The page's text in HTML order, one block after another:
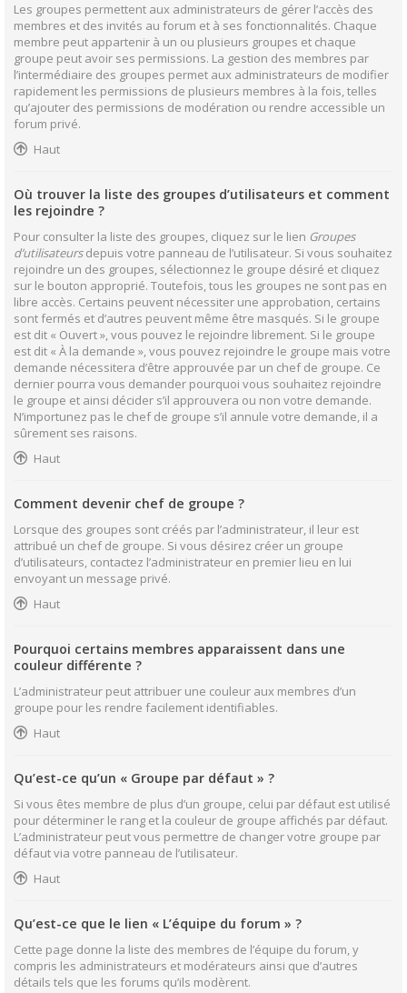
Les groupes permettent aux administrateurs de gérer l’accès des
membres et des invités au forum et à ses fonctionnalités. Chaque
membre peut appartenir à un ou plusieurs groupes et chaque
groupe peut avoir ses permissions. La gestion des membres par
l’intermédiaire des groupes permet aux administrateurs de modifier
rapidement les permissions de plusieurs membres à la fois, telles
qu’ajouter des permissions de modération ou rendre accessible un
forum privé.
Haut
Où trouver la liste des groupes d’utilisateurs et comment
les rejoindre ?
Pour consulter la liste des groupes, cliquez sur le lien Groupes
d’utilisateursdepuis votre panneau de l’utilisateur. Si vous souhaitez
rejoindre un des groupes, sélectionnez le groupe désiré et cliquez
sur le bouton approprié. Toutefois, tous les groupes ne sont pas en
libre accès. Certains peuvent nécessiter une approbation, certains
sont fermés et d’autres peuvent même être masqués. Si le groupe
est dit « Ouvert », vous pouvez le rejoindre librement. Si le groupe
est dit « À la demande », vous pouvez rejoindre le groupe mais votre
demande nécessitera d’être approuvée par un chef de groupe. Ce
dernier pourra vous demander pourquoi vous souhaitez rejoindre
le groupe et ainsi décider s’il approuvera ou non votre demande.
N’importunez pas le chef de groupe s’il annule votre demande, il a
sûrement ses raisons.
Haut
Comment devenir chef de groupe ?
Lorsque des groupes sont créés par l’administrateur, il leur est
attribué un chef de groupe. Si vous désirez créer un groupe
d’utilisateurs, contactez l’administrateur en premier lieu en lui
envoyant un message privé.
Haut
Pourquoi certains membres apparaissent dans une
couleur différente ?
L’administrateur peut attribuer une couleur aux membres d’un
groupe pour les rendre facilement identifiables.
Haut
Qu’est-ce qu’un « Groupe par défaut » ?
Si vous êtes membre de plus d’un groupe, celui par défaut est utilisé
pour déterminer le rang et la couleur de groupe affichés par défaut.
L’administrateur peut vous permettre de changer votre groupe par
défaut via votre panneau de l’utilisateur.
Haut
Qu’est-ce que le lien « L’équipe du forum » ?
Cette page donne la liste des membres de l’équipe du forum, y
compris les administrateurs et modérateurs ainsi que d’autres
détails tels que les forums qu’ils modèrent.